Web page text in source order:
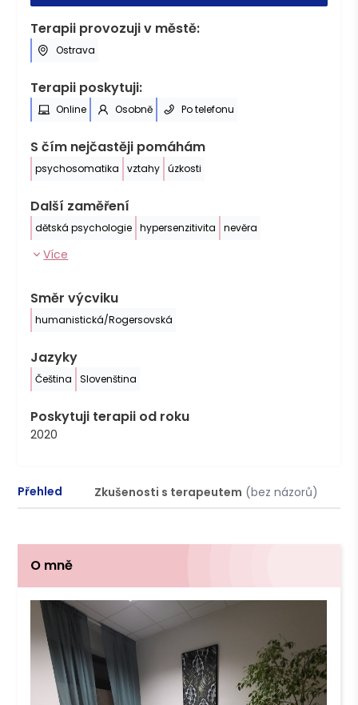
Terapii provozuji v městě:
Ostrava
Terapii poskytuji:
Online Osobně Po telefonu
S čím nejčastěji pomáhám
psychosomatika vztahy úzkosti
Další zaměření
dětská psychologie hypersenzitivita nevěra
Více
Směr výcviku
humanistická/Rogersovská
Jazyky
Čeština Slovenština
Poskytuji terapii od roku
2020
Přehled Zkušenosti s terapeutem (bez názorů)
O mně